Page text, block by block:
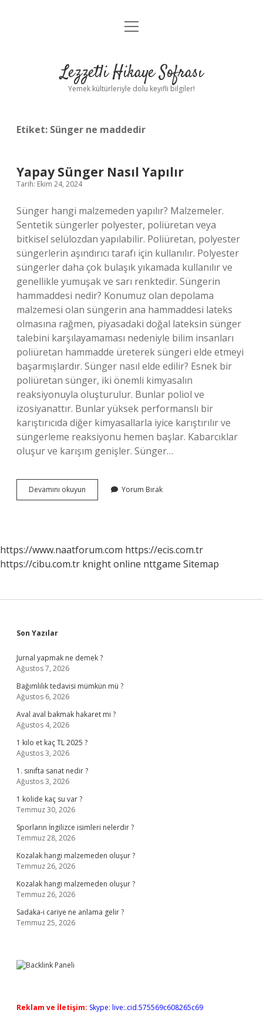
Anasayfa
Yasal Uyarı
menüyü
Lezzetli Hikaye Sofrası
Yemek kültürleriyle dolu keyifli bilgiler!
Etiket: Sünger ne maddedir
Yapay Sünger Nasıl Yapılır
Tarih: Ekim 24, 2024
Sünger hangi malzemeden yapılır? Malzemeler.
Sentetik süngerler polyester, poliüretan veya
bitkisel selülozdan yapılabilir. Poliüretan, polyester
süngerlerin aşındırıcı tarafı için kullanılır. Polyester
süngerler daha çok bulaşık yıkamada kullanılır ve
genellikle yumuşak ve sarı renktedir. Süngerin
hammaddesi nedir? Konumuz olan depolama
malzemesi olan süngerin ana hammaddesi lateks
olmasına rağmen, piyasadaki doğal lateksin sünger
talebini karşılayamaması nedeniyle bilim insanları
poliüretan hammadde üreterek süngeri elde etmeyi
başarmışlardır. Sünger nasıl elde edilir? Esnek bir
poliüretan sünger, iki önemli kimyasalın
reaksiyonuyla oluşturulur. Bunlar poliol ve
izosiyanattır. Bunlar yüksek performanslı bir
karıştırıcıda diğer kimyasallarla iyice karıştırılır ve
süngerleme reaksiyonu hemen başlar. Kabarcıklar
oluşur ve karışım genişler. Sünger…
Devamını okuyun
Sünger
Yorum Bırak
https://www.naatforum.com https://ecis.com.tr
https://cibu.com.tr knight online nttgame Sitemap
Sidebar
Son Yazılar
Jurnal yapmak ne demek ?
Ağustos 7, 2026
Bağımlılık tedavisi mümkün mü ?
Ağustos 6, 2026
Aval aval bakmak hakaret mi ?
Ağustos 4, 2026
1 kilo et kaç TL 2025 ?
Ağustos 3, 2026
1. sınıfta sanat nedir ?
Ağustos 3, 2026
1 kolide kaç su var ?
Temmuz 30, 2026
Sporların İngilizce isimleri nelerdir ?
Temmuz 28, 2026
Kozalak hangi malzemeden oluşur ?
Temmuz 26, 2026
Kozalak hangi malzemeden oluşur ?
Temmuz 26, 2026
Sadaka-i cariye ne anlama gelir ?
Temmuz 25, 2026
Reklam ve İletişim: Skype: live:.cid.575569c608265c69